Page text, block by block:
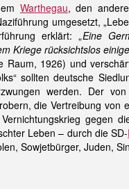
Warthegau, den
umgesetzt,
erklärt: „Eine
Kriege rücksichtslos
1926) und
sollten deutsche
werden. Der
die Vertreibung
gegen
Leben – durch die SD-
Sowjetbürger, Juden,